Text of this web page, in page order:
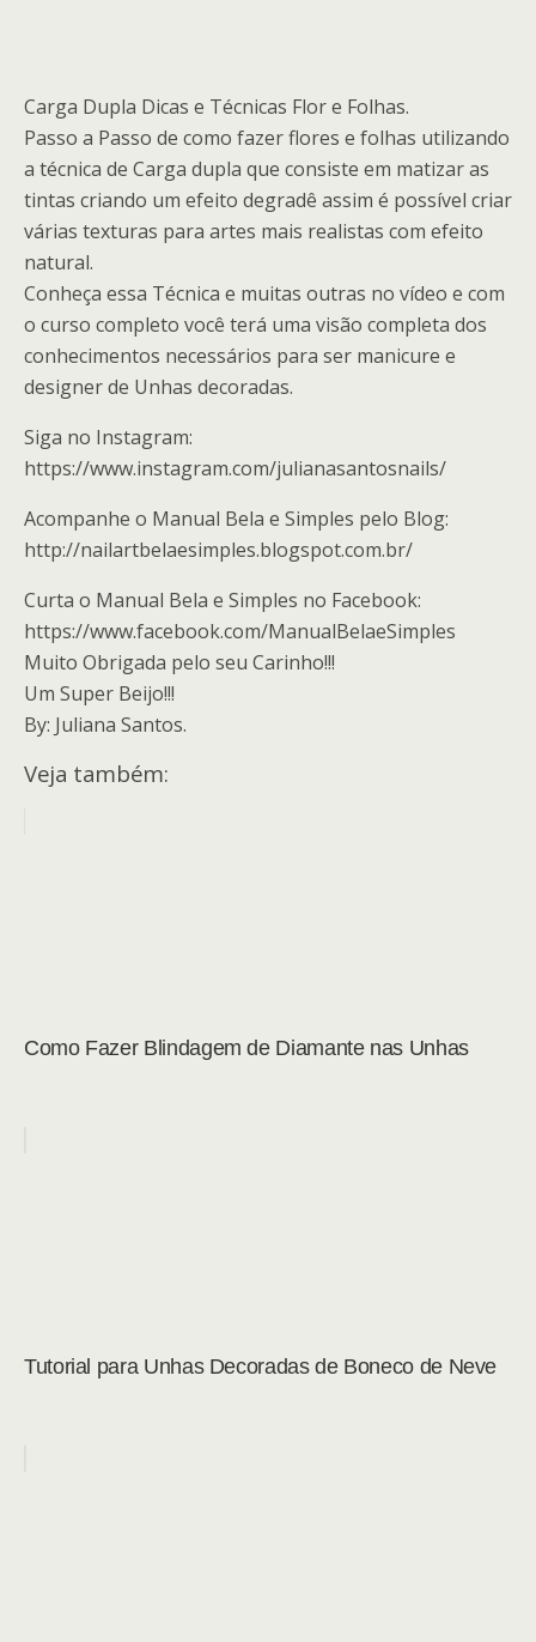
Carga Dupla Dicas e Técnicas Flor e Folhas.
Passo a Passo de como fazer flores e folhas utilizando
a técnica de Carga dupla que consiste em matizar as
tintas criando um efeito degradê assim é possível criar
várias texturas para artes mais realistas com efeito
natural.
Conheça essa Técnica e muitas outras no vídeo e com
o curso completo você terá uma visão completa dos
conhecimentos necessários para ser manicure e
designer de Unhas decoradas.
Siga no Instagram:
https://www.instagram.com/julianasantosnails/
Acompanhe o Manual Bela e Simples pelo Blog:
http://nailartbelaesimples.blogspot.com.br/
Curta o Manual Bela e Simples no Facebook:
https://www.facebook.com/ManualBelaeSimples
Muito Obrigada pelo seu Carinho!!!
Um Super Beijo!!!
By: Juliana Santos.
Veja também:
Como Fazer Blindagem de Diamante nas Unhas
Tutorial para Unhas Decoradas de Boneco de Neve